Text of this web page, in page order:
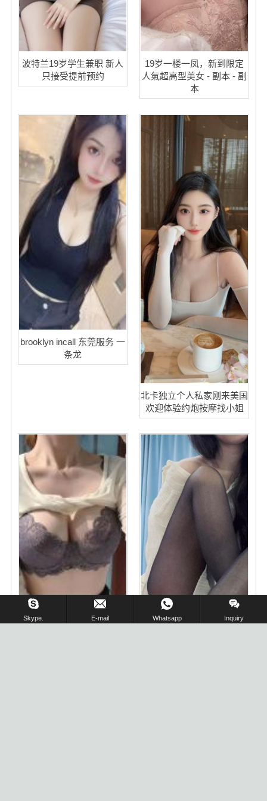
波特兰19岁学生兼职 新人
只接受提前预约
19岁一楼一凤，新到限定
人氣超高型美女 - 副本 - 副
本
brooklyn incall 东莞服务 一
条龙
北卡独立个人私家刚来美国
欢迎体验约炮按摩找小姐
Skype. E-mail Whatsapp Inquiry
在线留言 !